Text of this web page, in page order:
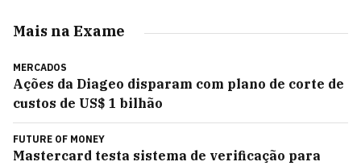
Mais na Exame
MERCADOS
Ações da Diageo disparam com plano de corte de
custos de US$ 1 bilhão
FUTURE OF MONEY
Mastercard testa sistema de verificação para